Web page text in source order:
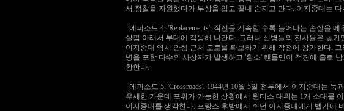
서 정찰을 자원했다가 부상을 입고 끝내 숨지고 만다. 이지중대는
에피소드 4, 'Replacements'. 작전을 계속할 수록 늘어나는 손실을
살핌 아래서 부대에 적응해 나간다. 그러나 신병들의 전사율은 높
이지중대 역시 안헴 근처 도로를 확보하기 위해 작전에 참가한다.
병을 포함 다수의 사상자가 발생하고 '황소' 랜들맨이 적진에 홀로
환한다.
에피소드 5, 'Crossroads'. 1944년 10월 5일 전투에서 이지중대는
우세한 가운데 포위가 가능한 상황에서 윈터스 대위는 1개 소대를
이지중대를 생각한다. 프랑스 후방에서 쉬던 이지중대에게 벨기에